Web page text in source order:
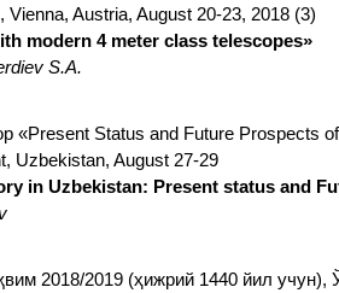
Austria, August 20-23, 2018 (3)
modern 4 meter class telescopes»
S.A.
«Present Status and Future Prospects
Uzbekistan, August 27-29
in Uzbekistan: Present status and
2018/2019 (ҳижрий 1440 йил